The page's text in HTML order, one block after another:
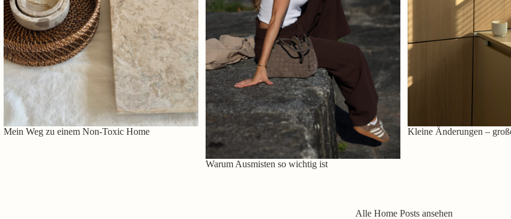
Mein Weg zu einem Non-Toxic Home
Warum Ausmisten so wichtig ist
Kleine Änderungen –
Alle Home Posts ansehen